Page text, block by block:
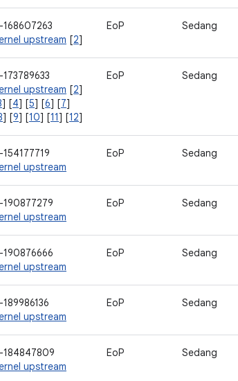
168607263
upstream [2]
EoP Sedang
173789633
upstream [2]
] [4] [5] [6] [7]
] [9] [10] [11] [12]
EoP Sedang
154177719
upstream
EoP Sedang
190877279
upstream
EoP Sedang
190876666
upstream
EoP Sedang
189986136
upstream
EoP Sedang
184847809
upstream
EoP Sedang